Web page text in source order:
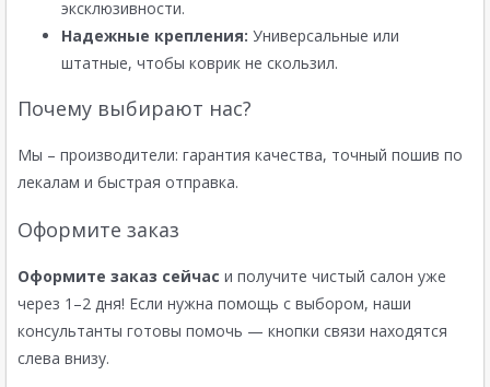
эксклюзивности.
Надежные крепления: Универсальные или
штатные, чтобы коврик не скользил.
Почему выбирают нас?
Мы – производители: гарантия качества, точный пошив по
лекалам и быстрая отправка.
Оформите заказ
Оформите заказ сейчас и получите чистый салон уже
через 1–2 дня! Если нужна помощь с выбором, наши
консультанты готовы помочь — кнопки связи находятся
слева внизу.